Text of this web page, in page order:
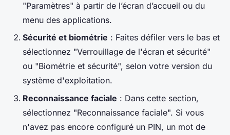
"Paramètres" à partir de l’écran d’accueil ou du
menu des applications.
Sécurité et biométrie : Faites défiler vers le bas et
sélectionnez "Verrouillage de l'écran et sécurité"
ou "Biométrie et sécurité", selon votre version du
système d'exploitation.
Reconnaissance faciale : Dans cette section,
sélectionnez "Reconnaissance faciale". Si vous
n'avez pas encore configuré un PIN, un mot de